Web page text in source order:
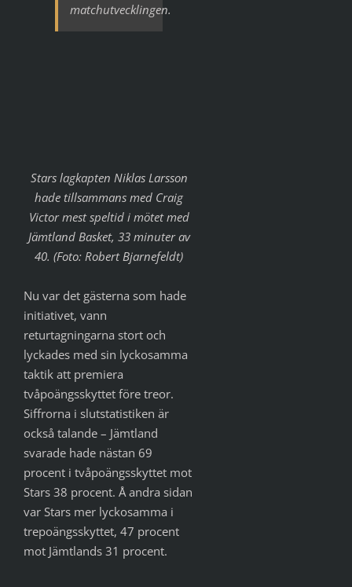
matchutvecklingen.
Stars lagkapten Niklas Larsson
hade tillsammans med Craig
Victor mest speltid i mötet med
Jämtland Basket, 33 minuter av
40. (Foto: Robert Bjarnefeldt)
Nu var det gästerna som hade
initiativet, vann
returtagningarna stort och
lyckades med sin lyckosamma
taktik att premiera
tvåpoängsskyttet före treor.
Siffrorna i slutstatistiken är
också talande – Jämtland
svarade hade nästan 69
procent i tvåpoängsskyttet mot
Stars 38 procent. Å andra sidan
var Stars mer lyckosamma i
trepoängsskyttet, 47 procent
mot Jämtlands 31 procent.